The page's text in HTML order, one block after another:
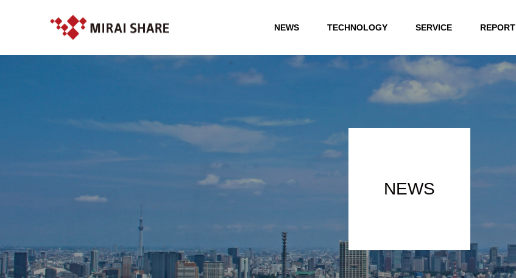
NEWS TECHNOLOGY SERVICE REPORT
NEWS